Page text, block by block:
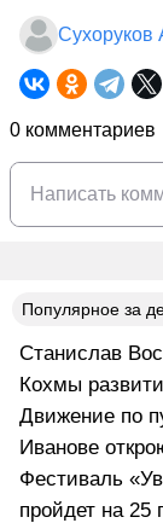
Сухоруков
0 комментариев
Популярное за
Станислав
Кохмы
Движение по
Иванове
Фестиваль
пройдет на 25